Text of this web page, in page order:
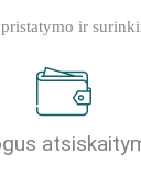
ir